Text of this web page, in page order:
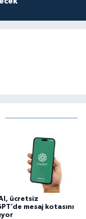
ücretsiz
mesaj kotasını